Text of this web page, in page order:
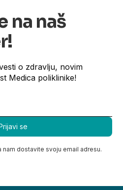
na naš
o zdravlju, novim
Medica poliklinike!
dostavite svoju email adresu.